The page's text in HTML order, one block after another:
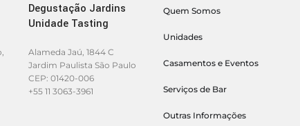
Degustação Jardins
Unidade Tasting
Alameda Jaú, 1844 C
Jardim Paulista São Paulo
CEP: 01420-006
+55 11 3063-3961
Quem Somos
Unidades
Casamentos e Eventos
Serviços de Bar
Outras Informações